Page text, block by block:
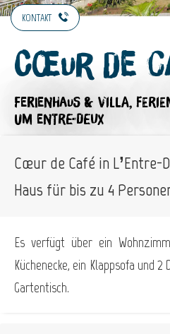
KONTAKT
Cœur de
FERIENHAUS & VILLA,
UM ENTRE-DEUX
Cœur de Café in L’Entre-
Haus für bis zu 4
Es verfügt über ein
Küchenecke, ein Klappsofa und
Gartentisch.